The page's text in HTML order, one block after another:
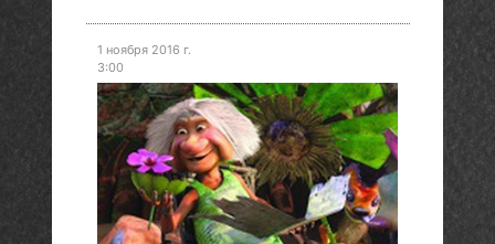
1 ноября 2016 г.
3:00